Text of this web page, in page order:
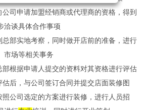
申请加盟经销商或代理商的资格，得到
洽谈具体合作事项
实地考察，同时做开店前的准备，进行
市场等相关事务
据申请人提交的资料对其资格进行评估
，与公司签订合同并提交店面装修图
司选定的方案进行装修，进行人员招